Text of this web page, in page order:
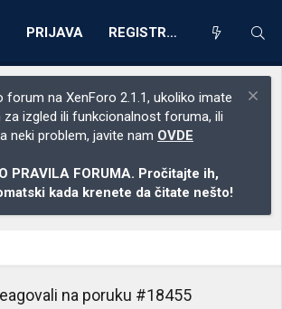
PRIJAVA REGISTRACIJA
forum na XenForo 2.1.1, ukoliko imate
za izgled ili funkcionalnost foruma, ili
neki problem, javite nam OVDE
PRAVILA FORUMA. Pročitajte ih,
kada krenete da čitate nešto!
na poruku #18455